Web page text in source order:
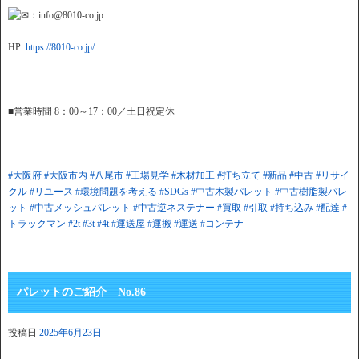
：info@8010-co.jp
HP: https://8010-co.jp/
■営業時間 8：00～17：00／土日祝定休
#大阪府 #大阪市内 #八尾市 #工場見学 #木材加工 #打ち立て #新品 #中古 #リサイ
クル #リユース #環境問題を考える #SDGs #中古木製パレット #中古樹脂製パレ
ット #中古メッシュパレット #中古逆ネステナー #買取 #引取 #持ち込み #配達 #
トラックマン #2t #3t #4t #運送屋 #運搬 #運送 #コンテナ
パレットのご紹介 No.86
投稿日 2025年6月23日